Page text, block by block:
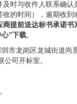
及时与收件人联系确
的时间），逾期收
提前送达标书承诺书
”下载。
市龙岗区龙城街道尚
司开标室。